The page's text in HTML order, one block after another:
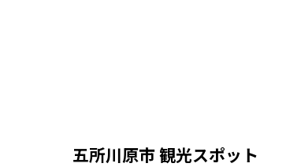
五所川原市 観光スポット